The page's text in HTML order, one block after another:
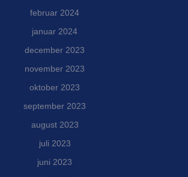
februar 2024
januar 2024
december 2023
november 2023
oktober 2023
september 2023
august 2023
juli 2023
juni 2023